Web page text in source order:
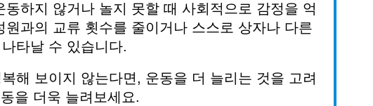
동하지 않거나 놀지 못할 때 사회적으로 감정을 억
원과의 교류 횟수를 줄이거나 스스로 상자나 다른
나타날 수 있습니다.
해 보이지 않는다면, 운동을 더 늘리는 것을 고려
을 더욱 늘려보세요.